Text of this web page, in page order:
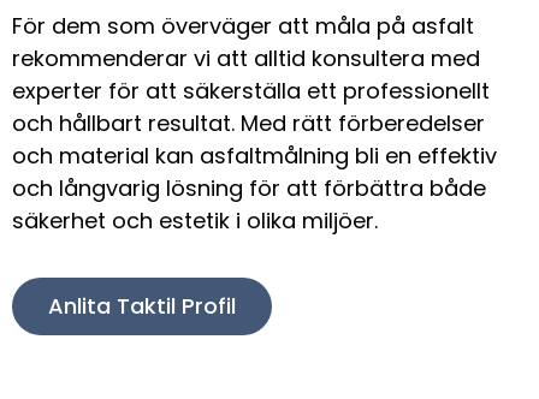
För dem som överväger att måla på asfalt
rekommenderar vi att alltid konsultera med
experter för att säkerställa ett professionellt
och hållbart resultat. Med rätt förberedelser
och material kan asfaltmålning bli en effektiv
och långvarig lösning för att förbättra både
säkerhet och estetik i olika miljöer.
Anlita Taktil Profil